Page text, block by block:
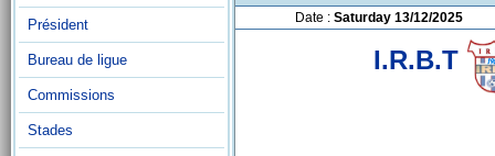
Président
Bureau de ligue
Commissions
Stades
Date : Saturday 13/12/2025
I.R.B.T